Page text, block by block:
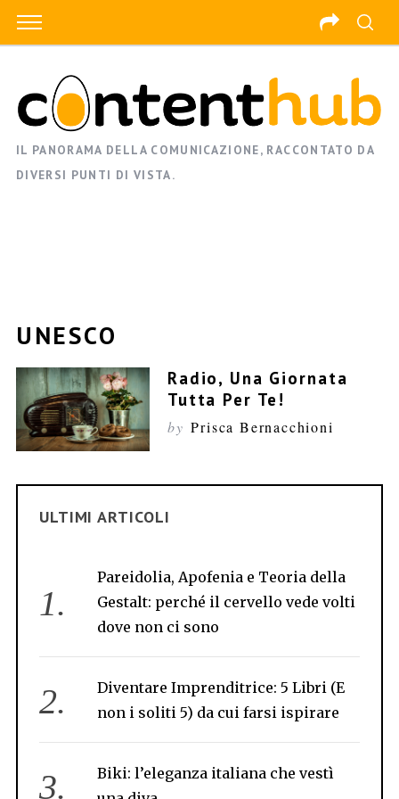
IL PANORAMA DELLA COMUNICAZIONE, RACCONTATO DA
DIVERSI PUNTI DI VISTA.
UNESCO
Radio, Una Giornata
Tutta Per Te!
by Prisca Bernacchioni
ULTIMI ARTICOLI
Pareidolia, Apofenia e Teoria della
Gestalt: perché il cervello vede volti
dove non ci sono
Diventare Imprenditrice: 5 Libri (E
non i soliti 5) da cui farsi ispirare
Biki: l’eleganza italiana che vestì